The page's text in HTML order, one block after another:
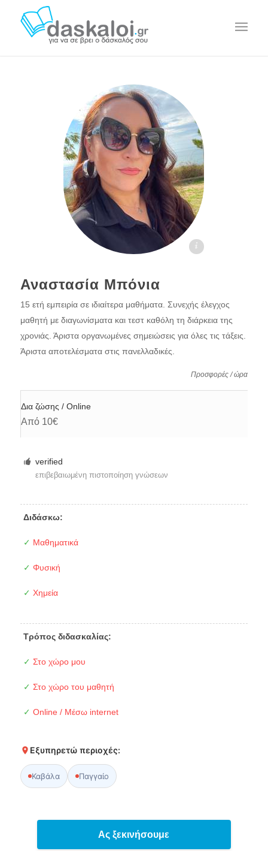
Αναστασία Μπόνια - daskaloi.gr
Αναστασία Μπόνια
15 ετή εμπειρία σε ιδιαίτερα μαθήματα. Συνεχής έλεγχος
μαθητή με διαγωνίσματα και τεστ καθόλη τη διάρκεια της
χρονιάς. Άριστα οργανωμένες σημειώσεις για όλες τις τάξεις.
Άριστα αποτελέσματα στις πανελλαδικές.
Προσφορές / ώρα
Δια ζώσης / Online
Από 10€
verified
επιβεβαιωμένη πιστοποίηση γνώσεων
Διδάσκω:
✓ Μαθηματικά
✓ Φυσική
✓ Χημεία
Τρόπος διδασκαλίας:
✓ Στο χώρο μου
✓ Στο χώρο του μαθητή
✓ Online / Μέσω internet
Εξυπηρετώ περιοχές:
Καβάλα Παγγαίο
Ας ξεκινήσουμε